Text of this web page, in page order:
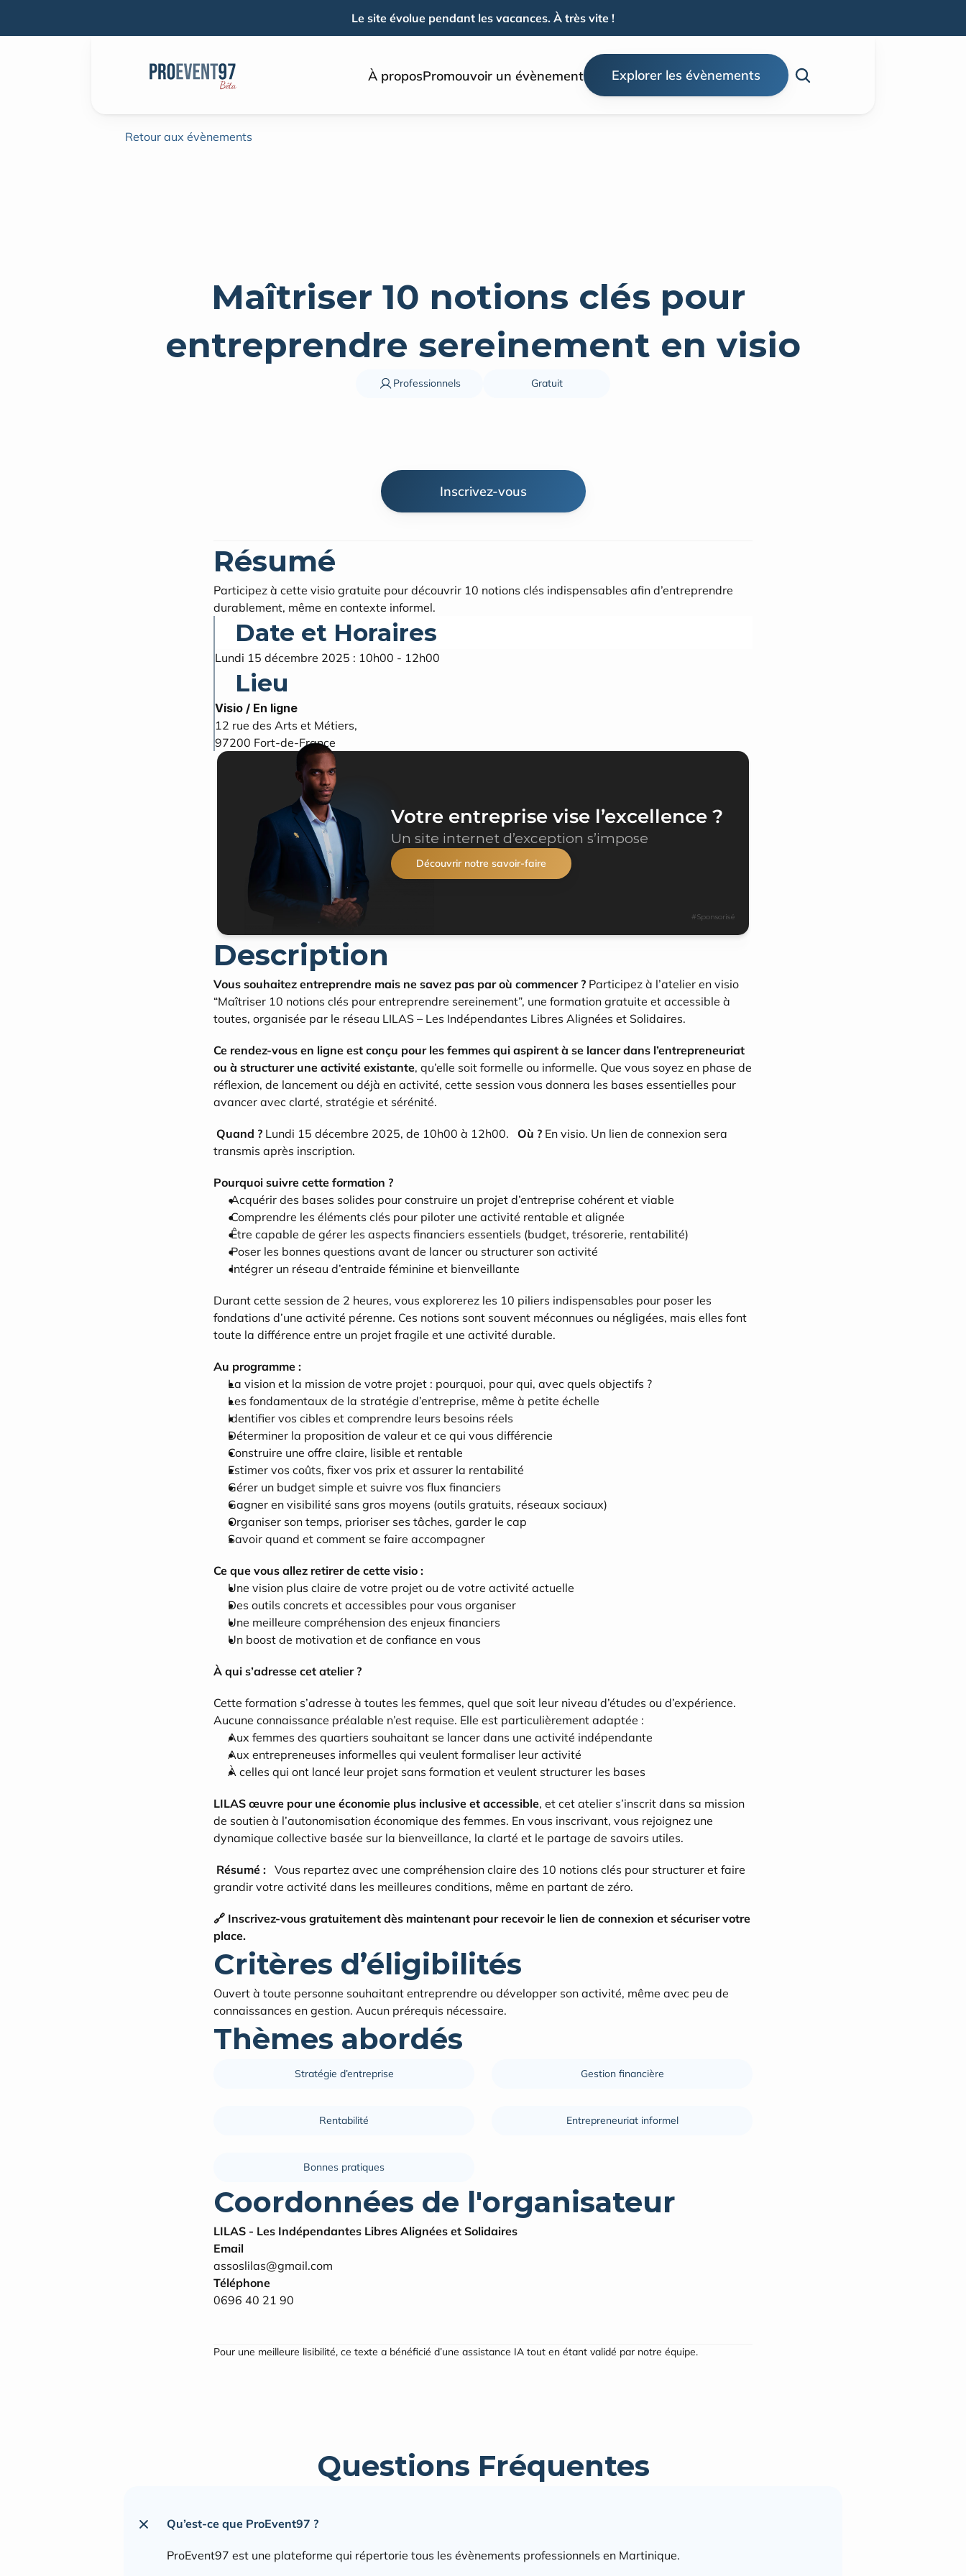
À proposPromouvoir un évènement Explorer les évènements
Retour aux évènements
Maîtriser 10 notions clés pour
entreprendre sereinement en visio
Professionnels Gratuit
Inscrivez-vous
Résumé
Participez à cette visio gratuite pour découvrir 10 notions clés indispensables afin d’entreprendre
durablement, même en contexte informel.
Date et Horaires
Lundi 15 décembre 2025 : 10h00 - 12h00
Lieu
Visio / En ligne
12 rue des Arts et Métiers,
97200 Fort-de-France
Votre entreprise vise l’excellence ?
Un site internet d’exception s’impose
Découvrir notre savoir-faire
#Sponsorisé
Description
Vous souhaitez entreprendre mais ne savez pas par où commencer ? Participez à l’atelier en visio
“Maîtriser 10 notions clés pour entreprendre sereinement”, une formation gratuite et accessible à
toutes, organisée par le réseau LILAS – Les Indépendantes Libres Alignées et Solidaires.
Ce rendez-vous en ligne est conçu pour les femmes qui aspirent à se lancer dans l’entrepreneuriat
ou à structurer une activité existante, qu’elle soit formelle ou informelle. Que vous soyez en phase de
réflexion, de lancement ou déjà en activité, cette session vous donnera les bases essentielles pour
avancer avec clarté, stratégie et sérénité.
Quand ? Lundi 15 décembre 2025, de 10h00 à 12h00. Où ? En visio. Un lien de connexion sera
transmis après inscription.
Pourquoi suivre cette formation ?
Acquérir des bases solides pour construire un projet d’entreprise cohérent et viable
Comprendre les éléments clés pour piloter une activité rentable et alignée
Être capable de gérer les aspects financiers essentiels (budget, trésorerie, rentabilité)
Poser les bonnes questions avant de lancer ou structurer son activité
Intégrer un réseau d’entraide féminine et bienveillante
Durant cette session de 2 heures, vous explorerez les 10 piliers indispensables pour poser les
fondations d’une activité pérenne. Ces notions sont souvent méconnues ou négligées, mais elles font
toute la différence entre un projet fragile et une activité durable.
Au programme :
La vision et la mission de votre projet : pourquoi, pour qui, avec quels objectifs ?
Les fondamentaux de la stratégie d’entreprise, même à petite échelle
Identifier vos cibles et comprendre leurs besoins réels
Déterminer la proposition de valeur et ce qui vous différencie
Construire une offre claire, lisible et rentable
Estimer vos coûts, fixer vos prix et assurer la rentabilité
Gérer un budget simple et suivre vos flux financiers
Gagner en visibilité sans gros moyens (outils gratuits, réseaux sociaux)
Organiser son temps, prioriser ses tâches, garder le cap
Savoir quand et comment se faire accompagner
Ce que vous allez retirer de cette visio :
Une vision plus claire de votre projet ou de votre activité actuelle
Des outils concrets et accessibles pour vous organiser
Une meilleure compréhension des enjeux financiers
Un boost de motivation et de confiance en vous
À qui s’adresse cet atelier ?
Cette formation s’adresse à toutes les femmes, quel que soit leur niveau d’études ou d’expérience.
Aucune connaissance préalable n’est requise. Elle est particulièrement adaptée :
Aux femmes des quartiers souhaitant se lancer dans une activité indépendante
Aux entrepreneuses informelles qui veulent formaliser leur activité
À celles qui ont lancé leur projet sans formation et veulent structurer les bases
LILAS œuvre pour une économie plus inclusive et accessible, et cet atelier s’inscrit dans sa mission
de soutien à l’autonomisation économique des femmes. En vous inscrivant, vous rejoignez une
dynamique collective basée sur la bienveillance, la clarté et le partage de savoirs utiles.
Résumé :
   Vous repartez avec une compréhension claire des 10 notions clés pour structurer et faire
grandir votre activité dans les meilleures conditions, même en partant de zéro.
🔗 Inscrivez-vous gratuitement dès maintenant pour recevoir le lien de connexion et sécuriser votre
place.
Critères d’éligibilités
Ouvert à toute personne souhaitant entreprendre ou développer son activité, même avec peu de
connaissances en gestion. Aucun prérequis nécessaire.
Thèmes abordés
Stratégie d’entreprise Gestion financière
Rentabilité Entrepreneuriat informel
Bonnes pratiques
Coordonnées de l'organisateur
LILAS - Les Indépendantes Libres Alignées et Solidaires
Email
assoslilas@gmail.com
Téléphone
0696 40 21 90
Pour une meilleure lisibilité, ce texte a bénéficié d’une assistance IA tout en étant validé par notre équipe.
Questions Fréquentes
Qu’est-ce que ProEvent97 ?
ProEvent97 est une plateforme qui répertorie tous les évènements professionnels en Martinique.
Le site évolue pendant les vacances. À très vite !